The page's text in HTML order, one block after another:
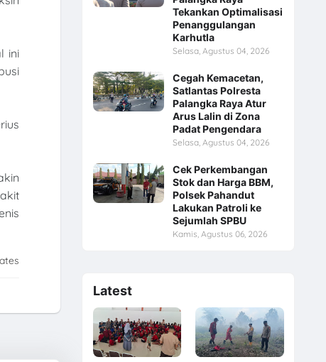
ini
Tekankan Optimalisasi
Penanggulangan
Karhutla
Selasa, Agustus 04, 2026
Cegah Kemacetan,
Satlantas Polresta
Palangka Raya Atur
Arus Lalin di Zona
Padat Pengendara
Selasa, Agustus 04, 2026
Cek Perkembangan
Stok dan Harga BBM,
Polsek Pahandut
Lakukan Patroli ke
Sejumlah SPBU
Kamis, Agustus 06, 2026
Latest